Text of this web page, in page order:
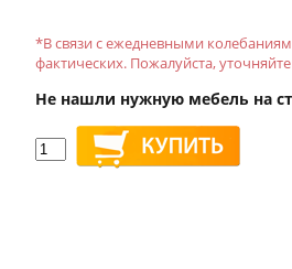
*В связи с ежедневными
фактических. Пожалуйста,
Не нашли нужную мебель на